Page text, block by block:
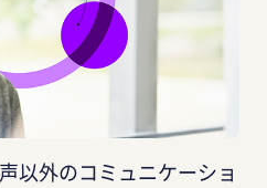
以外のコミュニケーショ